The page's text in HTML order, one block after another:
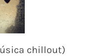
chillout)